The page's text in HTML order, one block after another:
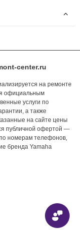
center.ru
на ремонте
официальным
услуги по
а также
на сайте цены
публичной офертой —
номерам телефонов,
бренда Yamaha